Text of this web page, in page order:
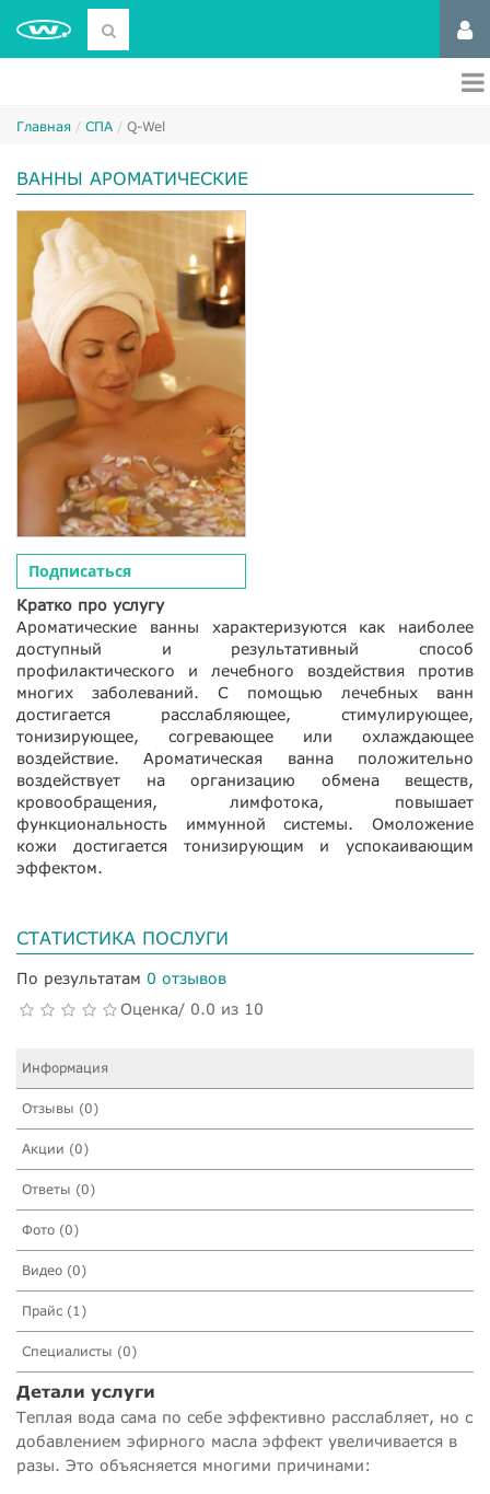
Главная СПА Q-Wel
ВАННЫ АРОМАТИЧЕСКИЕ
Подписаться
Кратко про услугу
Ароматические ванны характеризуются как наиболее
доступный и результативный способ
профилактического и лечебного воздействия против
многих заболеваний. С помощью лечебных ванн
достигается расслабляющее, стимулирующее,
тонизирующее, согревающее или охлаждающее
воздействие. Ароматическая ванна положительно
воздействует на организацию обмена веществ,
кровообращения, лимфотока, повышает
функциональность иммунной системы. Омоложение
кожи достигается тонизирующим и успокаивающим
эффектом.
СТАТИСТИКА ПОСЛУГИ
По результатам 0 отзывов
Оценка/ 0.0 из 10
Информация
Отзывы (0)
Акции (0)
Ответы (0)
Фото (0)
Видео (0)
Прайс (1)
Специалисты (0)
Детали услуги
Теплая вода сама по себе эффективно расслабляет, но с
добавлением эфирного масла эффект увеличивается в
разы. Это объясняется многими причинами: